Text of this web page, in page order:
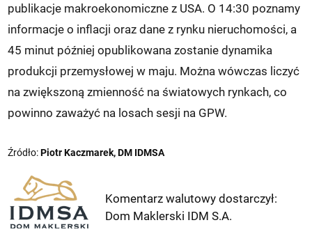
publikacje makroekonomiczne z USA. O 14:30 poznamy
informacje o inflacji oraz dane z rynku nieruchomości, a
45 minut później opublikowana zostanie dynamika
produkcji przemysłowej w maju. Można wówczas liczyć
na zwiększoną zmienność na światowych rynkach, co
powinno zaważyć na losach sesji na GPW.
Źródło:Piotr Kaczmarek, DM IDMSA
Komentarz walutowy dostarczył:
Dom Maklerski IDM S.A.